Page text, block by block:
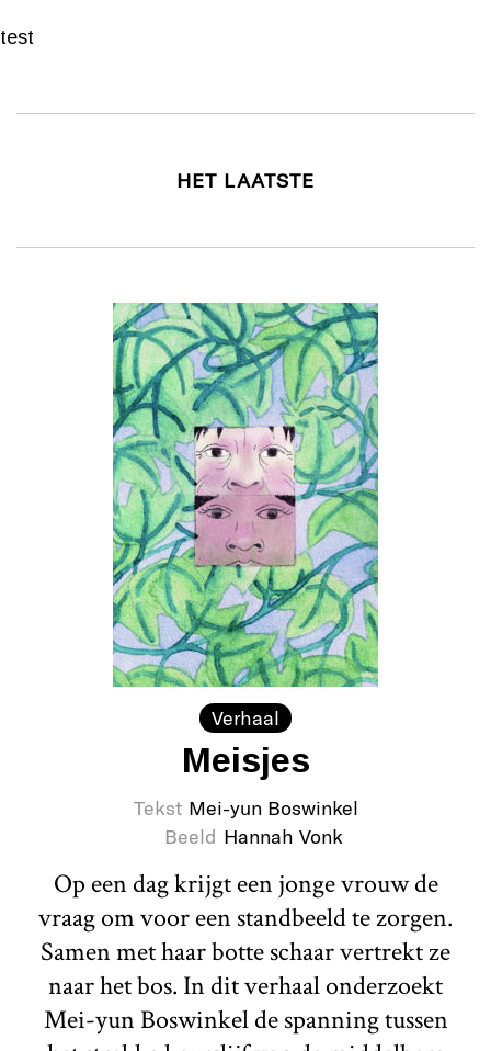
test
HET LAATSTE
Verhaal
Meisjes
Tekst Mei-yun Boswinkel
Beeld Hannah Vonk
Op een dag krijgt een jonge vrouw de
vraag om voor een standbeeld te zorgen.
Samen met haar botte schaar vertrekt ze
naar het bos. In dit verhaal onderzoekt
Mei-yun Boswinkel de spanning tussen